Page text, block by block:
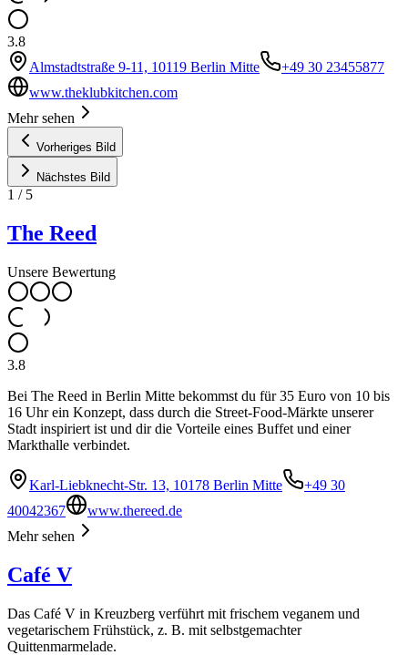
3.8
Almstadtstraße 9-11, 10119 Berlin Mitte
+49 30 23455877
www.theklubkitchen.com
Mehr sehen
Vorheriges Bild
Nächstes Bild
1 / 5
The Reed
Unsere Bewertung
3.8
Bei The Reed in Berlin Mitte bekommst du für 35 Euro von 10 bis
16 Uhr ein Konzept, dass durch die Street-Food-Märkte unserer
Stadt inspiriert ist und dir die Vorteile eines Buffet und einer
Markthalle verbindet.
Karl-Liebknecht-Str. 13, 10178 Berlin Mitte
+49 30
40042367
www.thereed.de
Mehr sehen
Café V
Das Café V in Kreuzberg verführt mit frischem veganem und
vegetarischem Frühstück, z. B. mit selbstgemachter
Quittenmarmelade.